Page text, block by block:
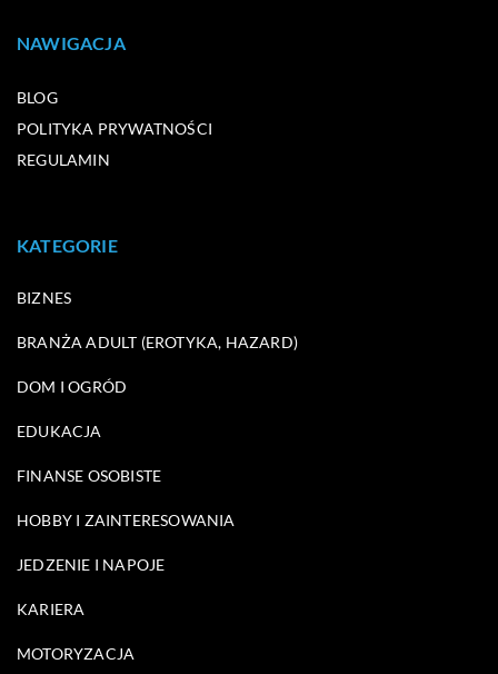
NAWIGACJA
BLOG
POLITYKA PRYWATNOŚCI
REGULAMIN
KATEGORIE
BIZNES
BRANŻA ADULT (EROTYKA, HAZARD)
DOM I OGRÓD
EDUKACJA
FINANSE OSOBISTE
HOBBY I ZAINTERESOWANIA
JEDZENIE I NAPOJE
KARIERA
MOTORYZACJA